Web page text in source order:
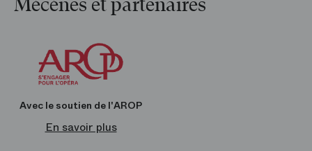
Ouverture une heure avant le début et jusqu’à la fin des
représentations
Accessible depuis les espaces publics du théâtre
En ligne
boutique.operadeparis.fr
Mécènes et partenaires
Avec le soutien de l'AROP
En savoir plus